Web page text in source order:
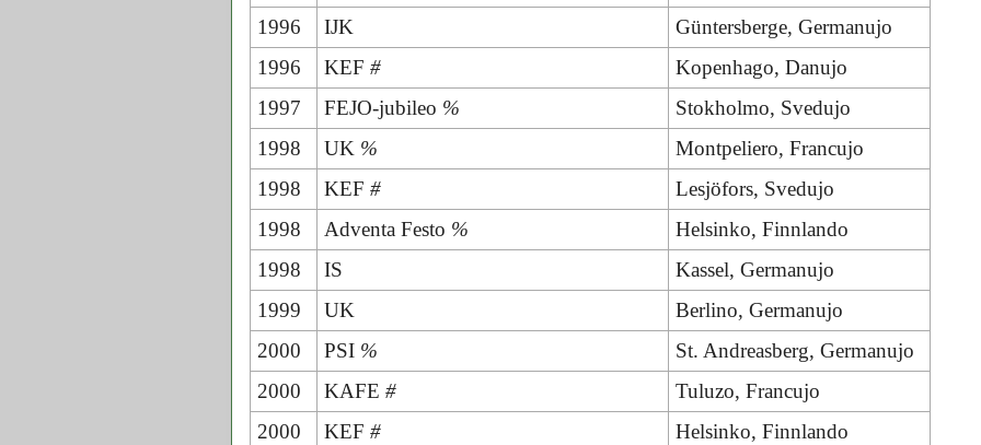
1996
IJK
Güntersberge, Germanujo
1996
KEF #
Kopenhago, Danujo
1997
FEJO-jubileo %
Stokholmo, Svedujo
1998
UK %
Montpeliero, Francujo
1998
KEF #
Lesjöfors, Svedujo
1998
Adventa Festo %
Helsinko, Finnlando
1998
IS
Kassel, Germanujo
1999
UK
Berlino, Germanujo
2000
PSI %
St. Andreasberg, Germanujo
2000
KAFE #
Tuluzo, Francujo
2000
KEF # Helsinko, Finnlando